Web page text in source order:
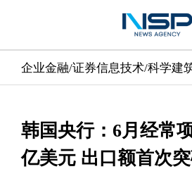
企业金融/证券信息技术/科学建
韩国央行：6月经常
亿美元 出口额首次